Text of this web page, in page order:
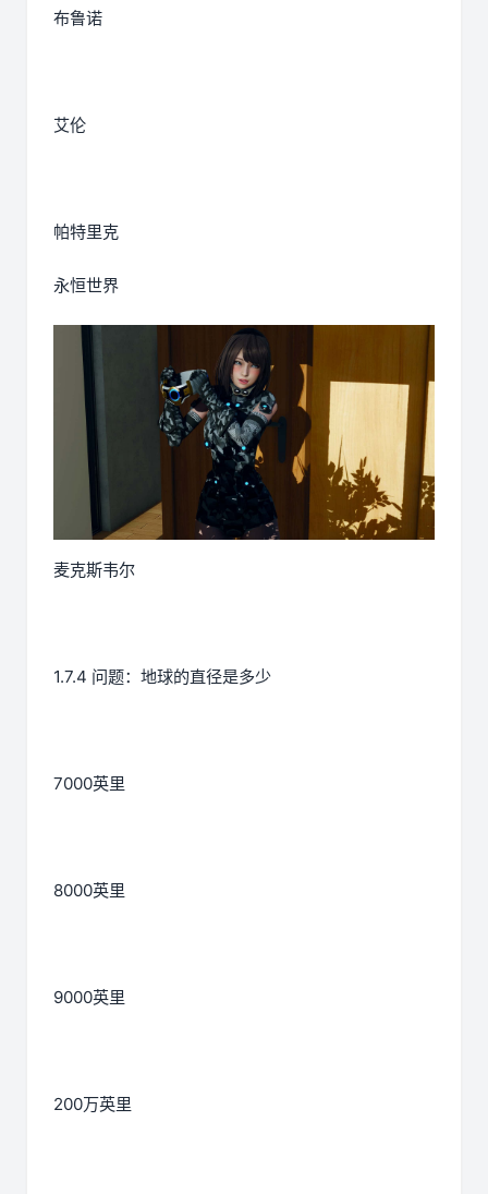
布鲁诺
艾伦
帕特里克
永恒世界
麦克斯韦尔
1.7.4 问题：地球的直径是多少
7000英里
8000英里
9000英里
200万英里